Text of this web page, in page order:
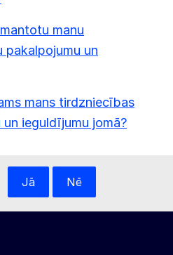
manu
un
mans tirdzniecības
ieguldījumu jomā?
Jā Nē